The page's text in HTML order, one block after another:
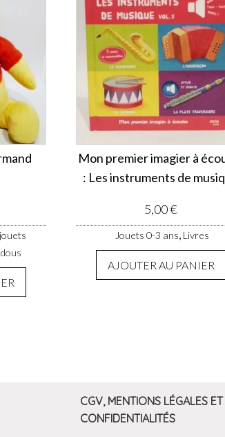
Mon premier imagier à
: Les instruments de
5,00€
Jouets 0-3 ans, Livres
AJOUTER AU PANIER
CGV, MENTIONS LÉGALES ET
CONFIDENTIALITÉS